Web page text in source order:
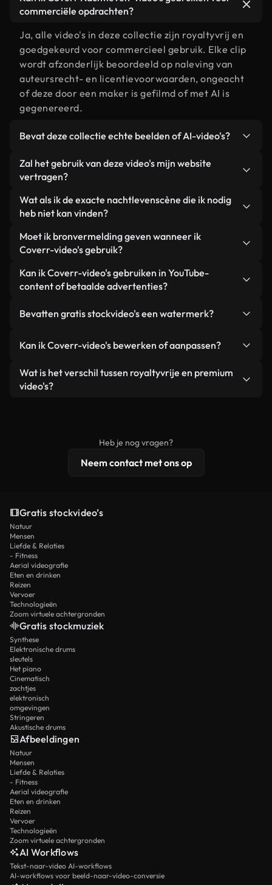
commerciële opdrachten?
Ja, alle video's in deze collectie zijn royaltyvrij en
goedgekeurd voor commercieel gebruik. Elke clip
wordt afzonderlijk beoordeeld op naleving van
auteursrecht- en licentievoorwaarden, ongeacht
of deze door een maker is gefilmd of met AI is
gegenereerd.
Bevat deze collectie echte beelden of AI-video's?
Beide. Dit is een hybride bibliotheek die bestaat
uit echte, door mensen gefilmde beelden van
video's. Elke video is duidelijk gelabeld, zodat je
altijd weet wat je gebruikt.
Zal het gebruik van deze video's mijn website
vertragen?
Niet als u voor onze geoptimaliseerde versies
kiest. Wij bieden lichtgewicht, webklare formaten
achtergrond. Zo blijft de kwaliteit hoog, worden de
laadtijden geminimaliseerd en worden
statistieken zoals LCP verbeterd.
Wat als ik de exacte nachtlevenscène die ik nodig
heb niet kan vinden?
Met Coverr AI Studio maak je direct een video.
Beschrijf de scène – bijvoorbeeld "nachtleven bij
enkele seconden een gepersonaliseerde video die
voldoet aan onze licentievoorwaarden.
Moet ik bronvermelding geven wanneer ik
Coverr-video's gebruik?
Naamsvermelding is niet vereist. Alle video's in
onze stockbibliotheek zijn royaltyvrij en kunnen
hoewel dit altijd op prijs wordt gesteld.
Kan ik Coverr-video's gebruiken in YouTube-
content of betaalde advertenties?
gebruikt in YouTube-video's met advertentie-
advertenties van klanten, zolang je de beelden
een losstaand product.
Bevatten gratis stockvideo's een watermerk?
zijn of door AI gegenereerd – bevat watermerken.
Je krijgt schoon, direct bruikbaar beeldmateriaal.
Kan ik Coverr-video's bewerken of aanpassen?
Ja. Je mag onze video's inkorten, bijsnijden of
remixen. Zorg er wel voor dat het eindproduct
Wat is het verschil tussen royaltyvrije en premium
video's?
licentiebescherming omvat.
Heb je nog vragen?
Neem contact met ons op
Gratis stockvideo’s
Natuur
Mensen
Liefde & Relaties
- Fitness
Aerial videografie
Eten en drinken
Reizen
Vervoer
Technologieën
Zoom virtuele achtergronden
Gratis stockmuziek
Synthese
Elektronische drums
sleutels
Het piano
Cinematisch
zachtjes
elektronisch
omgevingen
Stringeren
Akustische drums
Afbeeldingen
Natuur
Mensen
Liefde & Relaties
- Fitness
Aerial videografie
Eten en drinken
Reizen
Vervoer
Technologieën
Zoom virtuele achtergronden
AI Workflows
Tekst-naar-video AI-workflows
AI-workflows voor beeld-naar-video-conversie